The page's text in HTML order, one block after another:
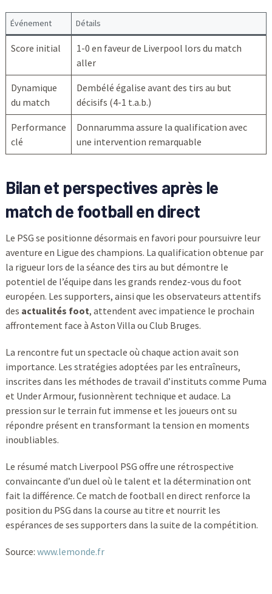
Événement Détails
Score initial
1-0 en faveur de Liverpool lors du match
aller
Dynamique
du match
Dembélé égalise avant des tirs au but
décisifs (4-1 t.a.b.)
Performance
clé
Donnarumma assure la qualification avec
une intervention remarquable
Bilan et perspectives après le
match de football en direct
Le PSG se positionne désormais en favori pour poursuivre leur
aventure en Ligue des champions. La qualification obtenue par
la rigueur lors de la séance des tirs au but démontre le
potentiel de l’équipe dans les grands rendez-vous du foot
européen. Les supporters, ainsi que les observateurs attentifs
des actualités foot, attendent avec impatience le prochain
affrontement face à Aston Villa ou Club Bruges.
La rencontre fut un spectacle où chaque action avait son
importance. Les stratégies adoptées par les entraîneurs,
inscrites dans les méthodes de travail d’instituts comme Puma
et Under Armour, fusionnèrent technique et audace. La
pression sur le terrain fut immense et les joueurs ont su
répondre présent en transformant la tension en moments
inoubliables.
Le résumé match Liverpool PSG offre une rétrospective
convaincante d’un duel où le talent et la détermination ont
fait la différence. Ce match de football en direct renforce la
position du PSG dans la course au titre et nourrit les
espérances de ses supporters dans la suite de la compétition.
Source: www.lemonde.fr